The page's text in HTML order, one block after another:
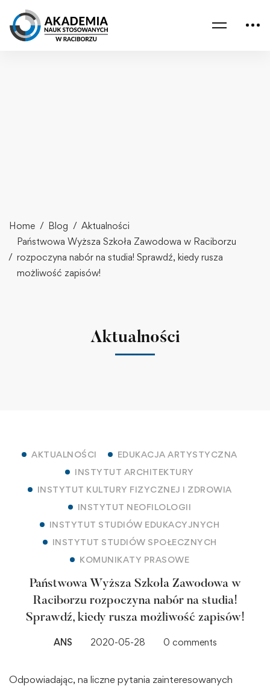
Home Blog
Aktualności
Państwowa Wyższa Szkoła Zawodowa w Raciborzu
rozpoczyna nabór na studia! Sprawdź, kiedy rusza
możliwość zapisów!
Aktualności
AKTUALNOŚCI
EDUKACJA ARTYSTYCZNA
INSTYTUT ARCHITEKTURY
INSTYTUT KULTURY FIZYCZNEJ I ZDROWIA
INSTYTUT NEOFILOLOGII
INSTYTUT STUDIÓW EDUKACYJNYCH
INSTYTUT STUDIÓW SPOŁECZNYCH
KOMUNIKATY PRASOWE
Państwowa Wyższa Szkoła Zawodowa w
Raciborzu rozpoczyna nabór na studia!
Sprawdź, kiedy rusza możliwość zapisów!
ANS 2020-05-28 0 comments
Odpowiadając, na liczne pytania zainteresowanych